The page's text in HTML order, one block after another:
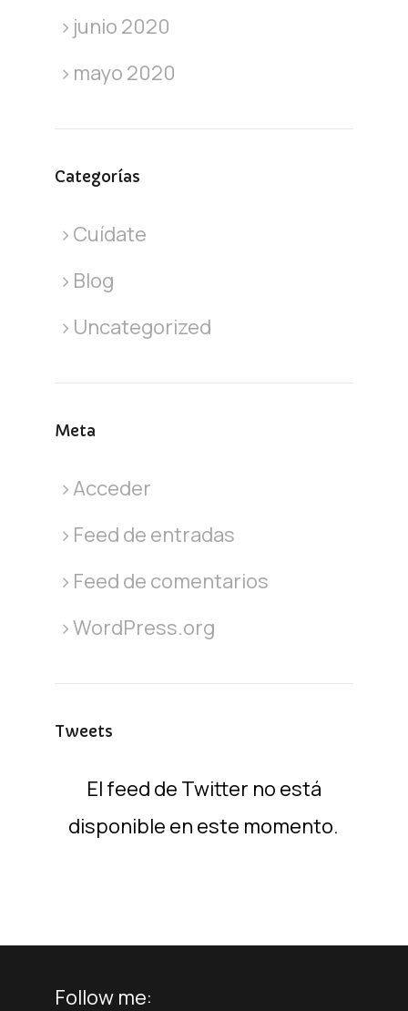
junio 2020
mayo 2020
Categorías
Cuídate
Blog
Uncategorized
Meta
Acceder
Feed de entradas
Feed de comentarios
WordPress.org
Tweets
El feed de Twitter no está
disponible en este momento.
Follow me: